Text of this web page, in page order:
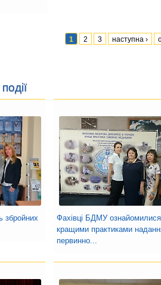
1 2 3 наступна ›
збройних
Фахівці БДМУ
кращими практиками
первинно...